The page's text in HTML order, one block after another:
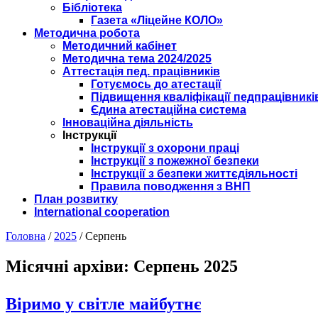
Бібліотека
Газета «Ліцейне КОЛО»
Методична робота
Методичний кабінет
Методична тема 2024/2025
Аттестація пед. працівників
Готуємось до атестації
Підвищення кваліфікації
Єдина атестаційна система
Інноваційна діяльність
Інструкції
Інструкції з охорони праці
Інструкції з пожежної безпеки
Інструкції з безпеки життєдіяльності
Правила поводження з ВНП
План розвитку
International cooperation
Головна / 2025 /Серпень
Місячні архіви: Серпень 2025
Віримо у світле майбутнє